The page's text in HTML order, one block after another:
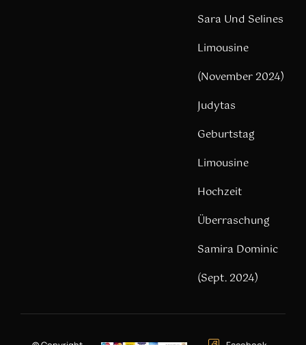
Sara Und Selines
Limousine
(November 2024)
Judytas
Geburtstag
Limousine
Hochzeit
Überraschung
Samira Dominic
(Sept. 2024)